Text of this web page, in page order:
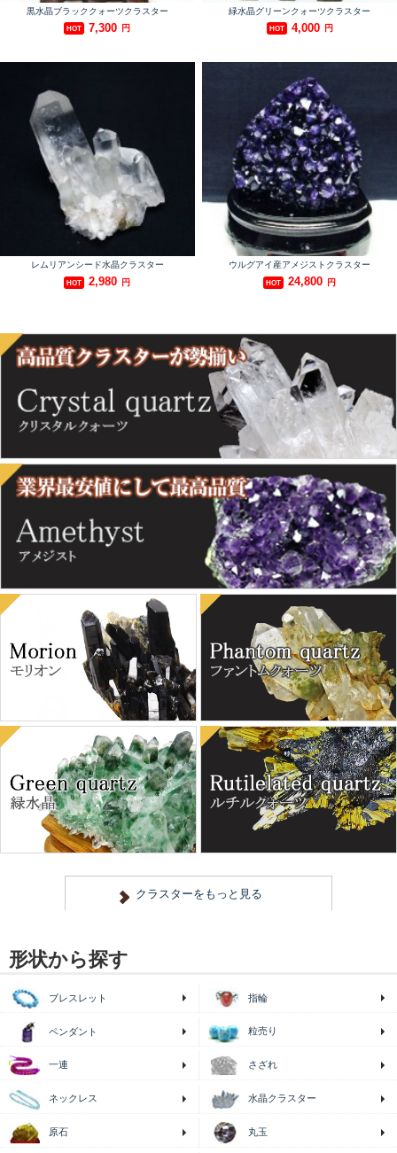
形状から探す
ブレスレット 指輪
ペンダント 粒売り
一連 さざれ
ネックレス 水晶クラスター
原石 丸玉